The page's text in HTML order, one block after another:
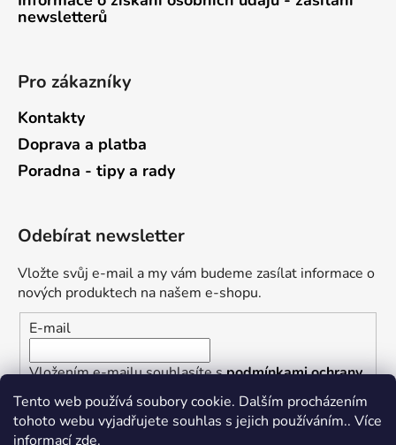
Tento web používá soubory cookie. Dalším procházením
tohoto webu vyjadřujete souhlas s jejich používáním.. Více
informacízde.
newsletterů
Pro zákazníky
Kontakty
Doprava a platba
Poradna - tipy a rady
Odebírat newsletter
Vložte svůj e-mail a my vám budeme zasílat informace o
nových produktech na našem e-shopu.
E-mail
Vložením e-mailu souhlasíte spodmínkami ochrany
osobních údajů
PŘIHLÁSIT SE